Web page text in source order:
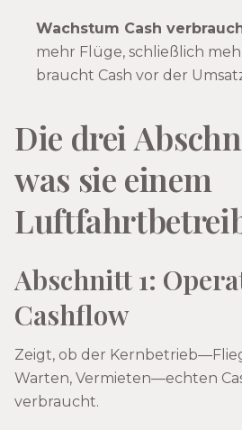
Wachstum Cash
mehr Flüge, schließlich
braucht Cash vor der
Die drei
was sie einem
Abschnitt 1:
Cashflow
Zeigt, ob der
Warten, Vermieten—echten
verbraucht.